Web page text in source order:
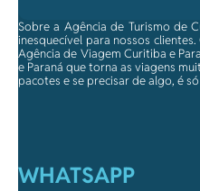
Sobre a Agência de Turismo de
inesquecível para nossos
Agência de Viagem Curitiba e
e Paraná que torna as viagens
pacotes e se precisar de algo, é
WHATSAPP